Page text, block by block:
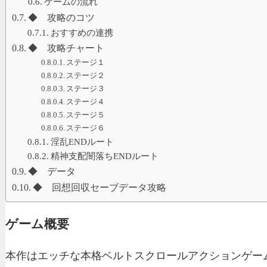
◆ 攻略のコツ
おすすめの連携
◆ 攻略チャート
ステージ１
ステージ２
ステージ３
ステージ４
ステージ５
ステージ６
淫乱ENDルート
精神支配闇落ちENDルート
◆ データ
◆ 回想回収セーブデータ攻略
ゲーム概要
本作はエッチな本格ベルトスクロールアクションゲー